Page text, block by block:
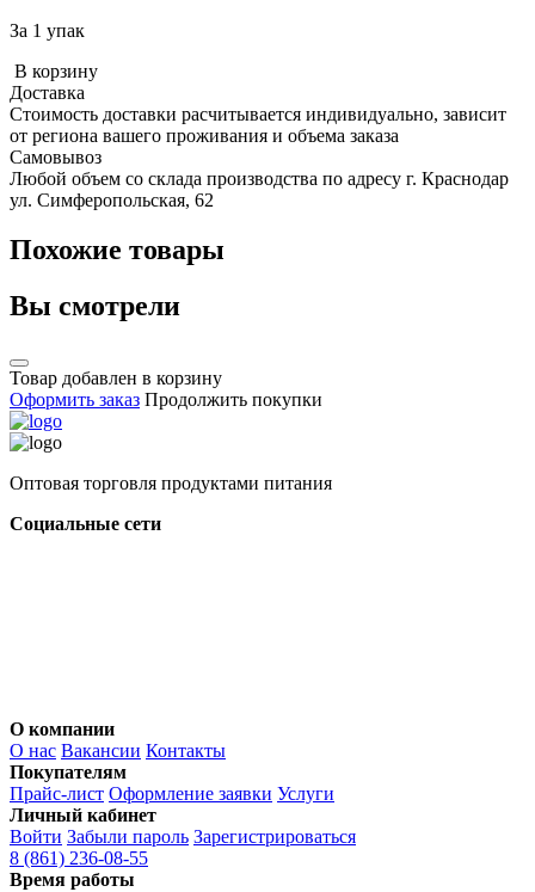
За 1 упак
В корзину
Доставка
Стоимость доставки расчитывается индивидуально, зависит
от региона вашего проживания и объема заказа
Самовывоз
Любой объем со склада производства по адресу г. Краснодар
ул. Симферопольская, 62
Похожие товары
Вы смотрели
Товар добавлен в корзину
Оформить заказ Продолжить покупки
Оптовая торговля продуктами питания
Социальные сети
О компании
О нас Вакансии Контакты
Покупателям
Прайс-лист Оформление заявки Услуги
Личный кабинет
Войти Забыли пароль Зарегистрироваться
8 (861) 236-08-55
Время работы